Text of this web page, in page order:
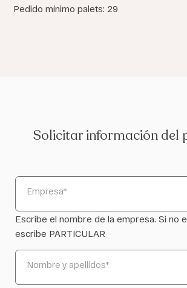
Pedido mínimo palets: 29
Solicitar información del
Empresa*
Escribe el nombre de la empresa. Si no
escribe PARTICULAR
Nombre y apellidos*